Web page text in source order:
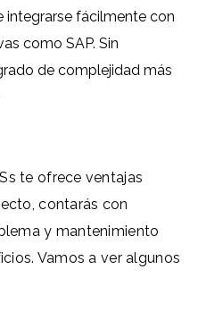
integrarse fácilmente con
como SAP. Sin
de complejidad más
te ofrece ventajas
contarás con
y mantenimiento
Vamos a ver algunos